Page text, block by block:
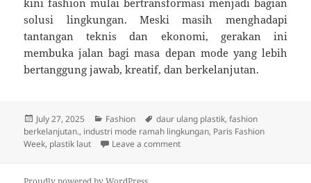
solusi lingkungan. Meski masih menghadapi
tantangan teknis dan ekonomi, gerakan ini
membuka jalan bagi masa depan mode yang lebih
bertanggung jawab, kreatif, dan berkelanjutan.
Posted
on
July 27, 2025 Categories
Fashion Tags
daur ulang plastik,fashion
berkelanjutan., industri mode ramah lingkungan, Paris Fashion
Week, plastik laut Leave a commenton Dari Daur Ulang Jadi Runway: